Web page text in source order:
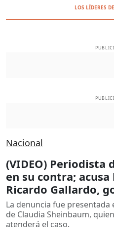
LOS LÍDERES
Nacional
(VIDEO) Periodista
en su contra;
Ricardo Gallardo,
La denuncia fue
de Claudia Sheinbaum,
atenderá el caso.